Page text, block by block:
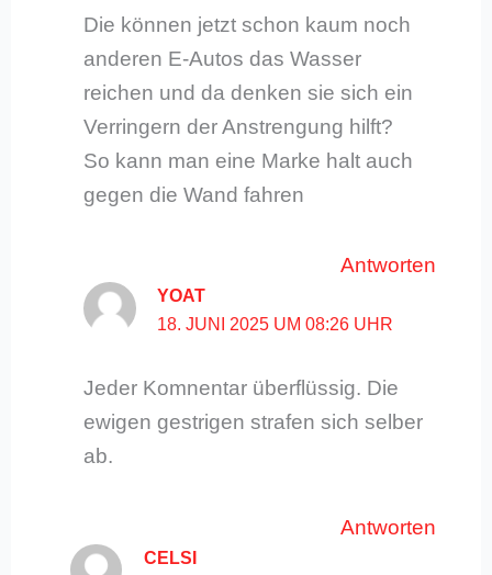
Die können jetzt schon kaum noch
anderen E-Autos das Wasser
reichen und da denken sie sich ein
Verringern der Anstrengung hilft?
So kann man eine Marke halt auch
gegen die Wand fahren
Antworten
YOAT
18. JUNI 2025 UM 08:26 UHR
Jeder Komnentar überflüssig. Die
ewigen gestrigen strafen sich selber
ab.
Antworten
CELSI